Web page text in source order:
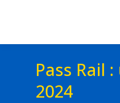
Pass Rail
2024